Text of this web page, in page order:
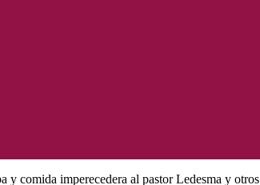
y comida imperecedera al pastor Ledesma y otros